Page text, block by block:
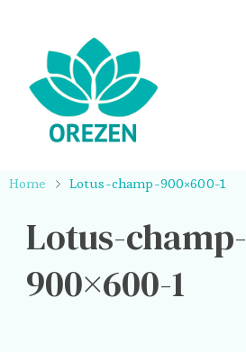
Home Lotus-champ-900×600-1
Lotus-champ-
900×600-1